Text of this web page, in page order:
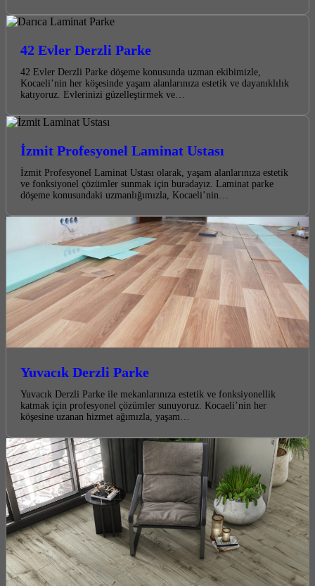
42 Evler Derzli Parke
42 Evler Derzli Parke döşeme konusunda uzman ekibimizle,
Kocaeli’nin her köşesinde yaşam alanlarınıza estetik ve dayanıklılık
katıyoruz. Evlerinizi güzelleştirmek ve…
İzmit Profesyonel Laminat Ustası
İzmit Profesyonel Laminat Ustası olarak, yaşam alanlarınıza estetik
ve fonksiyonel çözümler sunmak için buradayız. Laminat parke
döşeme konusundaki uzmanlığımızla, Kocaeli’nin…
Yuvacık Derzli Parke
Yuvacık Derzli Parke ile mekanlarınıza estetik ve fonksiyonellik
katmak için profesyonel çözümler sunuyoruz. Kocaeli’nin her
köşesine uzanan hizmet ağımızla, yaşam…